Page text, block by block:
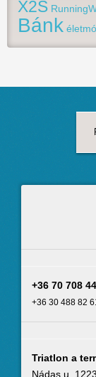
X2S
Bánk
+36 70 708
+36 30 488 82
Triatlon a
Nádas u.